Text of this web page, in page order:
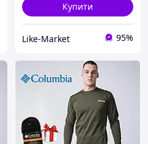
Купити
Like-Market 95%